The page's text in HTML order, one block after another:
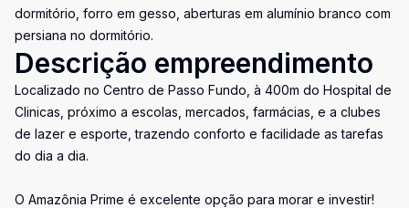
dormitório, forro em gesso, aberturas em alumínio branco com
persiana no dormitório.
Descrição empreendimento
Localizado no Centro de Passo Fundo, à 400m do Hospital de
Clinicas, próximo a escolas, mercados, farmácias, e a clubes
de lazer e esporte, trazendo conforto e facilidade as tarefas
do dia a dia.
O Amazônia Prime é excelente opção para morar e investir!